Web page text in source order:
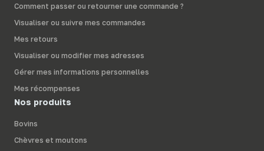
Comment passer ou retourner une commande ?
Visualiser ou suivre mes commandes
Mes retours
Visualiser ou modifier mes adresses
Gérer mes informations personnelles
Mes récompenses
Nos produits
Bovins
Chèvres et moutons